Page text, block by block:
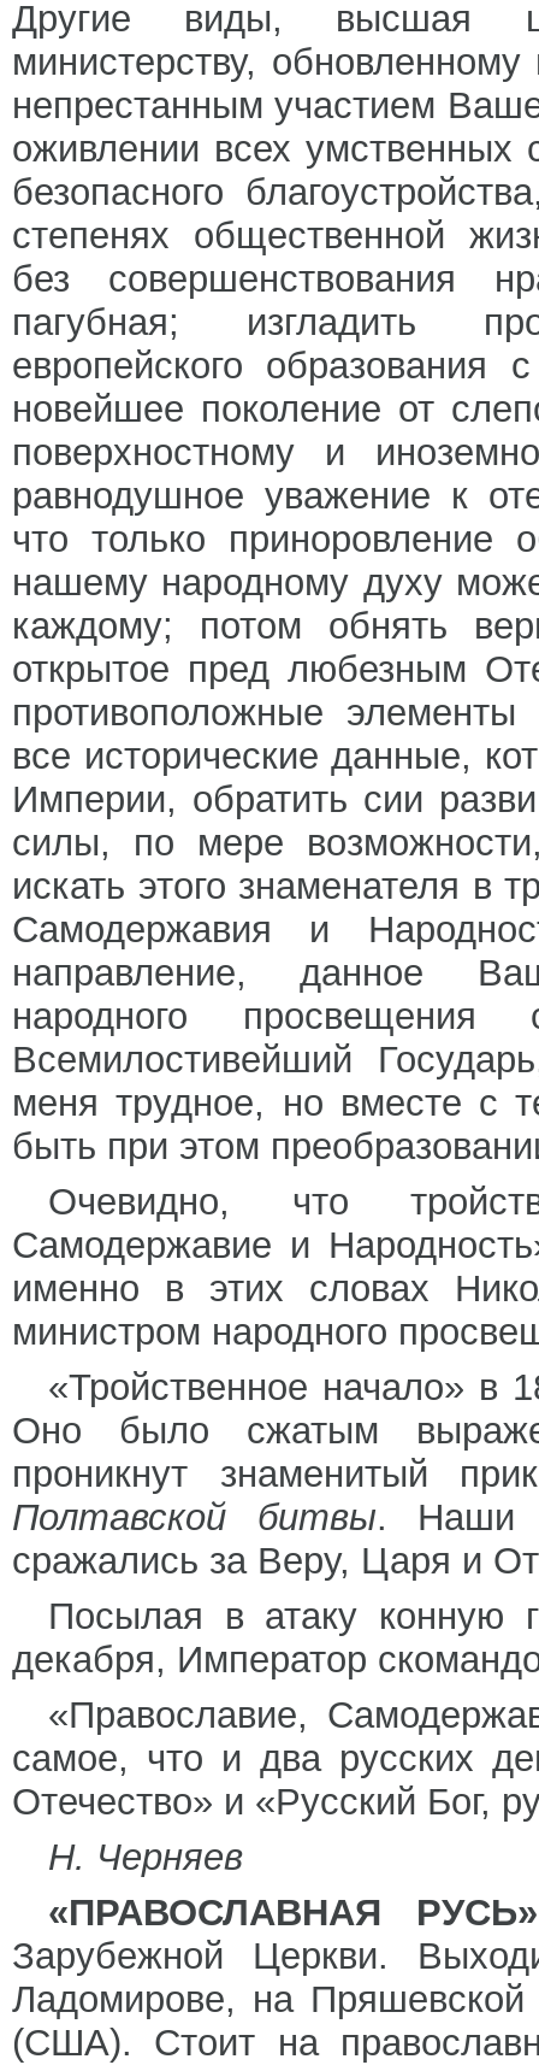
Другие виды, высшая
министерству,
непрестанным участием
оживлении всех умственных
безопасного
степенях общественной
без совершенствования
пагубная; изгладить
европейского образования
новейшее поколение от
поверхностному и
равнодушное уважение к
что только приноровление
нашему народному духу
каждому; потом обнять
открытое пред любезным
противоположные элементы
все исторические данные,
Империи, обратить сии
силы, по мере
искать этого знаменателя в
Самодержавия и
направление, данное
народного
Всемилостивейший
меня трудное, но вместе с
быть при этом
Очевидно, что
Самодержавие и
именно в этих словах
министром народного
«Тройственное начало» в
Оно было сжатым
проникнут знаменитый
Полтавской битвы. Наши
сражались за Веру, Царя и
Посылая в атаку конную
декабря, Император
«Православие,
самое, что и два русских
Отечество» и «Русский Бог,
Н. Черняев
«ПРАВОСЛАВНАЯ РУСЬ»
Зарубежной Церкви.
Ладомирове, на
(США). Стоит на